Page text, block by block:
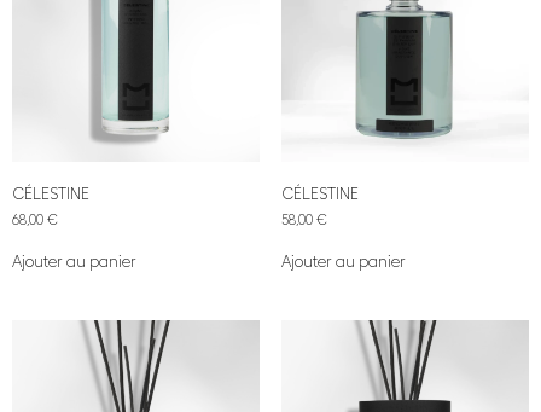
CÉLESTINE
68,00 €
Ajouter au panier
CÉLESTINE
58,00 €
Ajouter au panier